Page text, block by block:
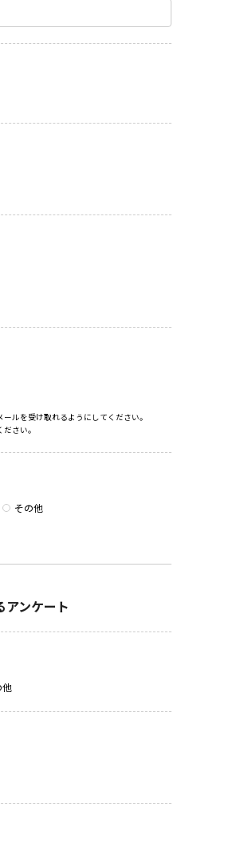
ルを受け取れるようにしてください。
さい。
その他
アンケート
他